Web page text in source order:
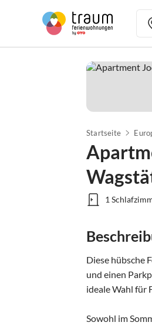
Startseite
1
Diese hübsche
und einen
ideale Wahl für
Sowohl im